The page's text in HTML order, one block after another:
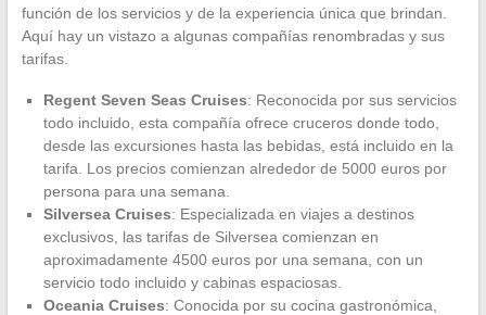
función de los servicios y de la experiencia única que brindan.
Aquí hay un vistazo a algunas compañías renombradas y sus
tarifas.
Regent Seven Seas Cruises: Reconocida por sus servicios
todo incluido, esta compañía ofrece cruceros donde todo,
desde las excursiones hasta las bebidas, está incluido en la
tarifa. Los precios comienzan alrededor de 5000 euros por
persona para una semana.
Silversea Cruises: Especializada en viajes a destinos
exclusivos, las tarifas de Silversea comienzan en
aproximadamente 4500 euros por una semana, con un
servicio todo incluido y cabinas espaciosas.
Oceania Cruises: Conocida por su cocina gastronómica,